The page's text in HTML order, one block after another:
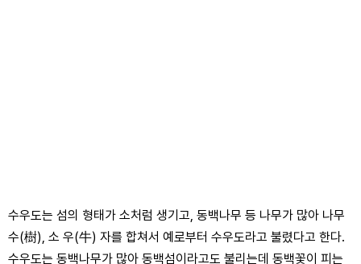
수우도는 섬의 형태가 소처럼 생기고, 동백나무 등 나무가 많아 나무
수(樹), 소 우(牛) 자를 합쳐서 예로부터 수우도라고 불렸다고 한다.
수우도는 동백나무가 많아 동백섬이라고도 불리는데 동백꽃이 피는